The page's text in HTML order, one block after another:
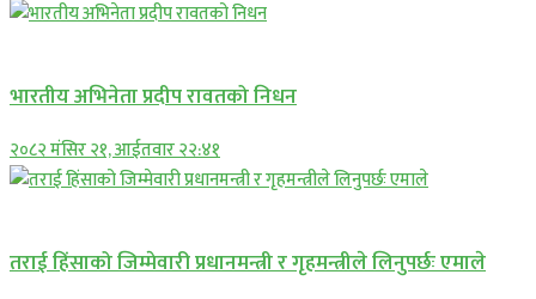
भारतीय अभिनेता प्रदीप रावतको निधन
२०८२ मंसिर २१, आईतवार २२:४१
तराई हिंसाको जिम्मेवारी प्रधानमन्त्री र गृहमन्त्रीले लिनुपर्छः एमाले